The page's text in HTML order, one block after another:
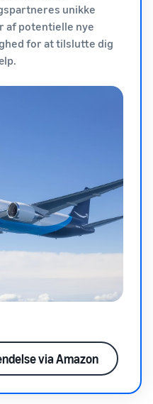
unikke
af potentielle nye
for at tilslutte dig
via Amazon